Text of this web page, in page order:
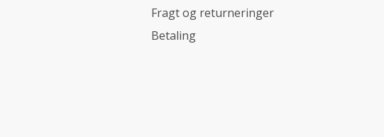
Fragt og returneringer
Betaling